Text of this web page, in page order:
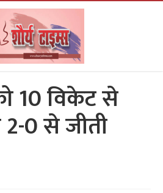
10 विकेट से
2-0 से जीती